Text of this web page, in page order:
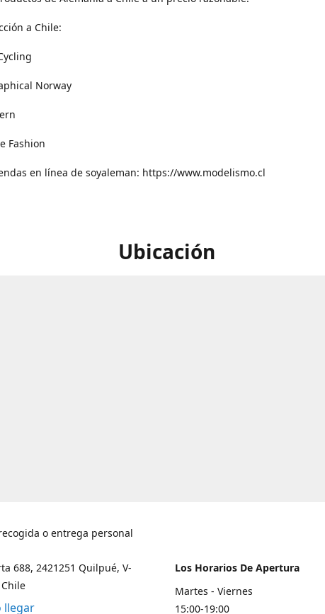
a Chile:
Norway
Fashion
en línea de soyaleman: https://www.modelismo.cl
Ubicación
o entrega personal
688, 2421251 Quilpué, V-
llegar
Los Horarios De Apertura
Martes - Viernes
15:00-19:00